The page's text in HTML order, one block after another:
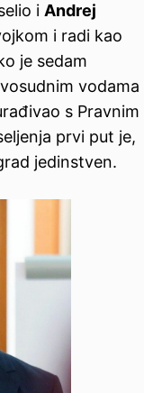
i Andrej
i radi kao
je sedam
vodama
s Pravnim
prvi put je,
jedinstven.